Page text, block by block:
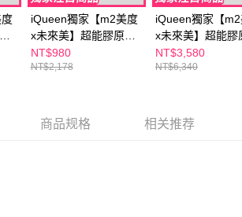
/
iQueen獨家【m2美度
x未來美】超能膠原晚
安飲(8入/盒)+NAD膠
原逆齡面膜(3片/盒)x2
NT$980
NT$2,178
iQueen獨家【
x未來美】超能膠
(8入/盒)+PDRN
華(15+15ml)+麗
NT$3,580
NT$6,340
商品规格 相关推荐